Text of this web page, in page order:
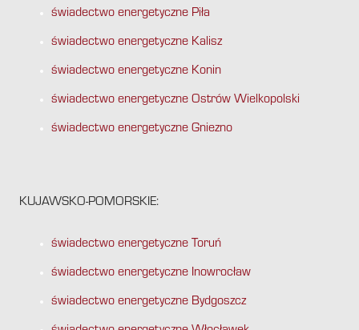
świadectwo energetyczne Piła
świadectwo energetyczne Kalisz
świadectwo energetyczne Konin
świadectwo energetyczne Ostrów Wielkopolski
świadectwo energetyczne Gniezno
KUJAWSKO-POMORSKIE:
świadectwo energetyczne Toruń
świadectwo energetyczne Inowrocław
świadectwo energetyczne Bydgoszcz